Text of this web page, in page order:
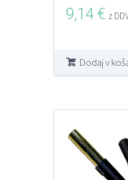
9,14 € z
Dodaj v